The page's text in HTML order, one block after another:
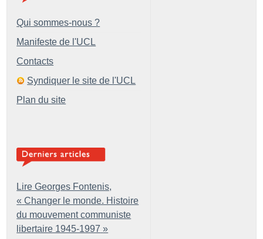
Qui sommes-nous ?
Manifeste de l'UCL
Contacts
Syndiquer le site de l'UCL
Plan du site
Lire Georges Fontenis,
« Changer le monde. Histoire
du mouvement communiste
libertaire 1945-1997 »